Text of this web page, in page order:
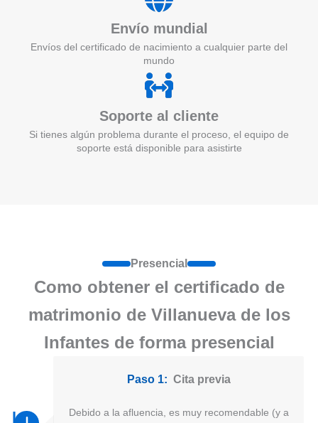
Envío mundial
Envíos del certificado de nacimiento a cualquier parte del
mundo
Soporte al cliente
Si tienes algún problema durante el proceso, el equipo de
soporte está disponible para asistirte
Presencial
Como obtener el certificado de
matrimonio de Villanueva de los
Infantes de forma presencial
Paso 1: Cita previa
Debido a la afluencia, es muy recomendable (y a